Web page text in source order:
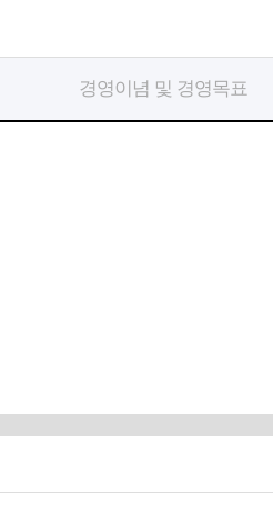
경영이념 및 경영목표